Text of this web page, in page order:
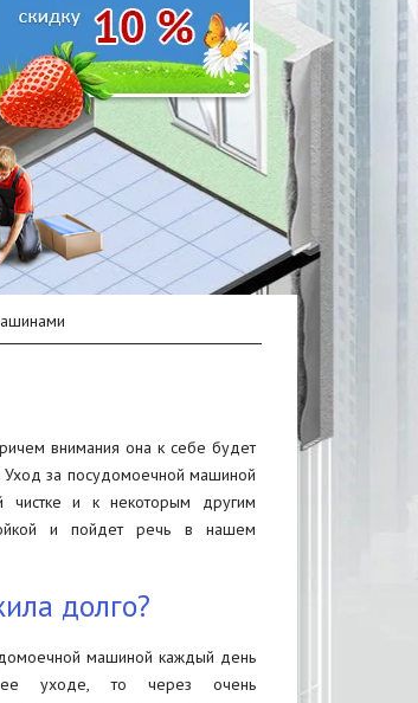
внимания она к себе будет
Уход за посудомоечной машиной
чистке и к некоторым другим
и пойдет речь в нашем
долго?
машиной каждый день
уходе, то через очень